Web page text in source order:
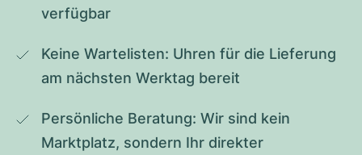
verfügbar
Keine Wartelisten: Uhren für die Lieferung
am nächsten Werktag bereit
Persönliche Beratung: Wir sind kein
Marktplatz, sondern Ihr direkter